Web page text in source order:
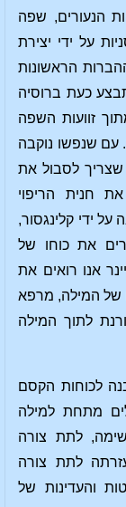
הנעורים, שפה
על ידי יצירת
הראשונות
כעת ברוסיה
זוועות השפה
עם שנפשו נוקבה
שצריך לסבול את
חנית הריפוי
על ידי קלינגסור,
את כוחו של
אנו רואים את
של המילה, מרפא
לתוך המילה
לכוחות הקסם
מתחת למילה
לתת צורה
לתת צורה
והעדינות של